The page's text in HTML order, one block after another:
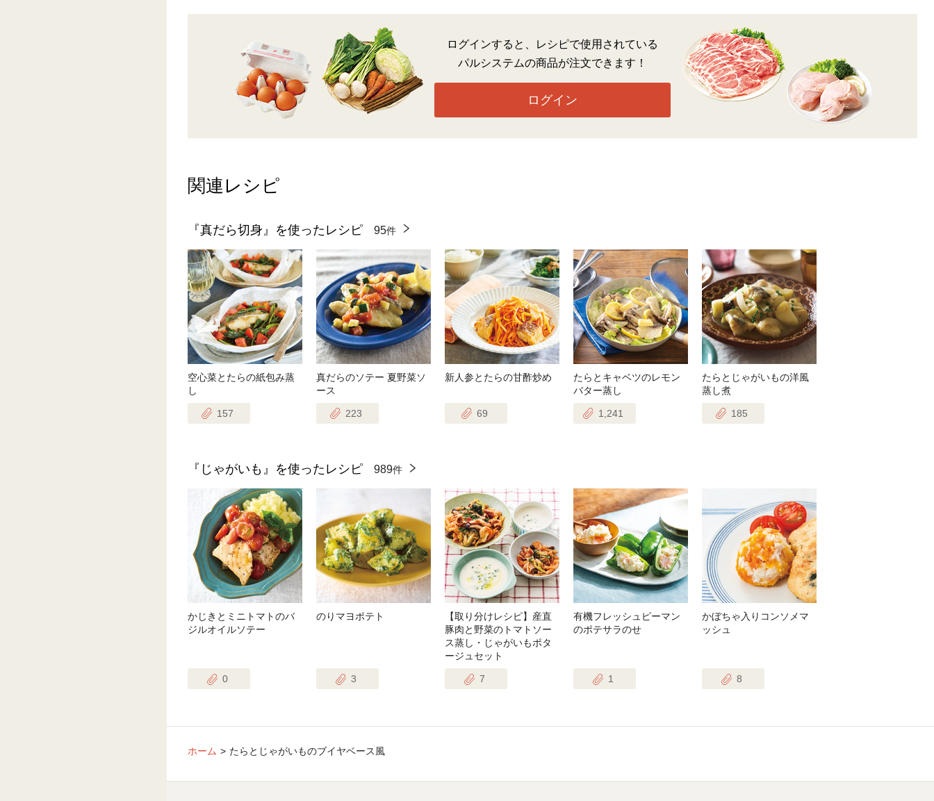
ログインすると、レシピで使用されている
パルシステムの商品が注文できます！
ログイン
関連レシピ
『真だら切身』を使ったレシピ 95件
空心菜とたらの紙包み蒸
し
157
真だらのソテー 夏野菜ソ
ース
223
新人参とたらの甘酢炒め
69
たらとキャベツのレモン
バター蒸し
1,241
たらとじゃがいもの洋風
蒸し煮
185
『じゃがいも』を使ったレシピ 989件
かじきとミニトマトのバ
ジルオイルソテー
0
のりマヨポテト
3
【取り分けレシピ】産直
豚肉と野菜のトマトソー
ス蒸し・じゃがいもポタ
ージュセット
7
有機フレッシュピーマン
のポテサラのせ
1
かぼちゃ入りコンソメマ
ッシュ
8
ホーム たらとじゃがいものブイヤベース風